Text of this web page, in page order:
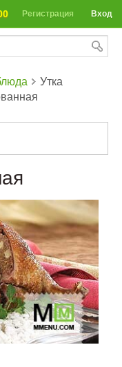
Вход
Регистрация
Утка